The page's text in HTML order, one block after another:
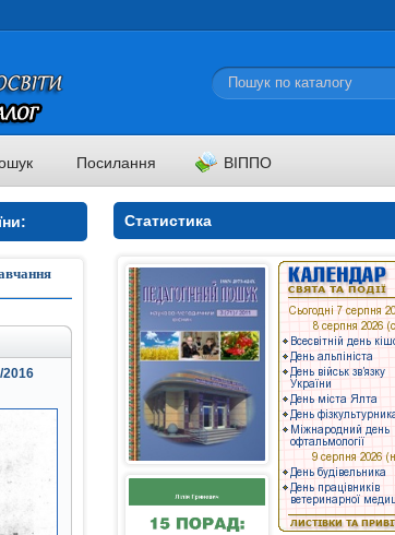
Посилання ВІППО
2016
Статистика